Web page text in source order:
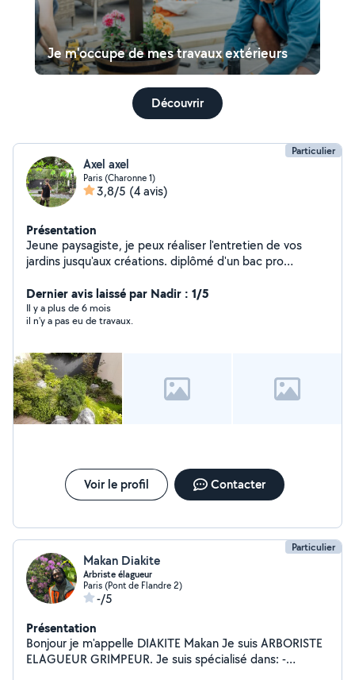
Je m'occupe de mes travaux extérieurs
Découvrir
Particulier
Axel axel
Paris (Charonne 1)
3,8/5 (4 avis)
Présentation
Jeune paysagiste, je peux réaliser l'entretien de vos
jardins jusqu'aux créations. diplômé d'un bac pro
1an dans une entreprise de paysagiste.
Dernier avis laissé par Nadir : 1/5
Il y a plus de 6 mois
il n'y a pas eu de travaux.
Voir le profil Contacter
Particulier
Makan Diakite
Arbriste élagueur
Paris (Pont de Flandre 2)
-/5
Présentation
Bonjour je m'appelle DIAKITE Makan Je suis ARBORISTE
ELAGUEUR GRIMPEUR. Je suis spécialisé dans: -